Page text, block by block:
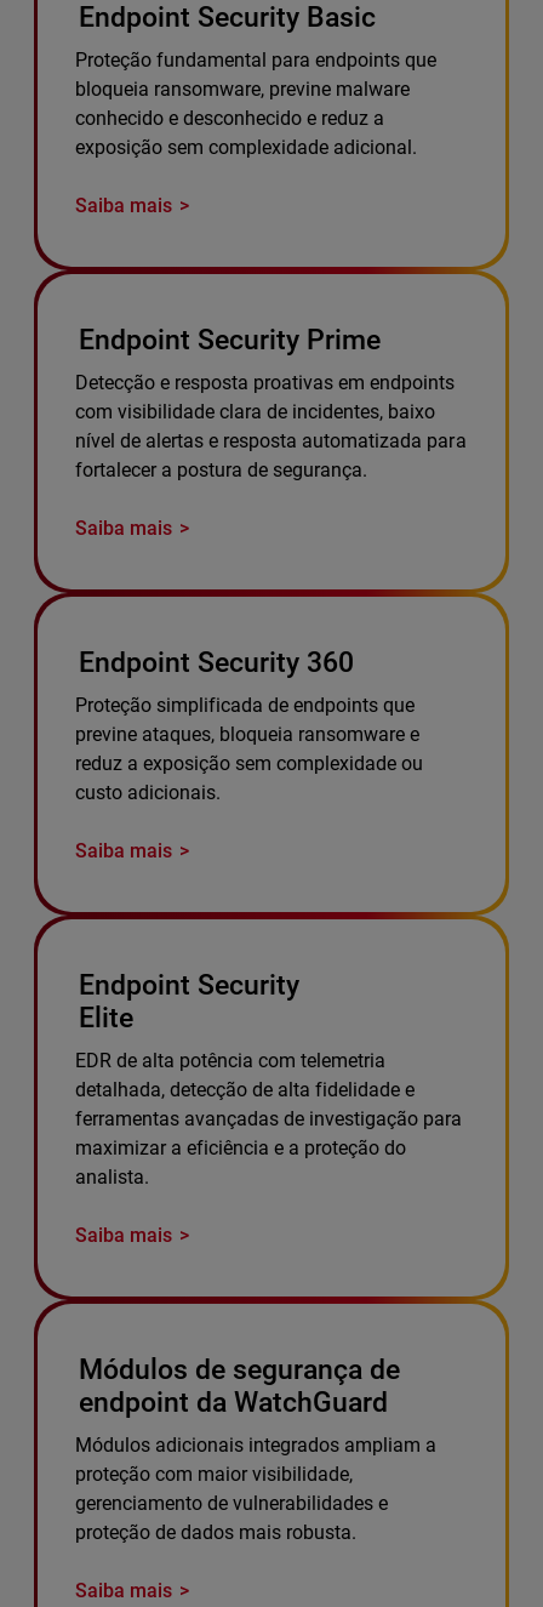
Endpoint Security Basic
Proteção fundamental para endpoints que
bloqueia ransomware, previne malware
conhecido e desconhecido e reduz a
exposição sem complexidade adicional.
Saiba mais
Endpoint Security Prime
Detecção e resposta proativas em endpoints
com visibilidade clara de incidentes, baixo
nível de alertas e resposta automatizada para
fortalecer a postura de segurança.
Saiba mais
Endpoint Security 360
Proteção simplificada de endpoints que
previne ataques, bloqueia ransomware e
reduz a exposição sem complexidade ou
custo adicionais.
Saiba mais
Endpoint Security
Elite
EDR de alta potência com telemetria
detalhada, detecção de alta fidelidade e
ferramentas avançadas de investigação para
maximizar a eficiência e a proteção do
analista.
Saiba mais
Módulos de segurança de
endpoint da WatchGuard
Módulos adicionais integrados ampliam a
proteção com maior visibilidade,
gerenciamento de vulnerabilidades e
proteção de dados mais robusta.
Saiba mais